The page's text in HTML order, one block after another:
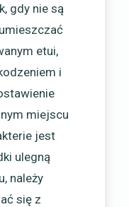
gdy nie są
etui,
i
miejscu
jest
ulegną
należy
się z